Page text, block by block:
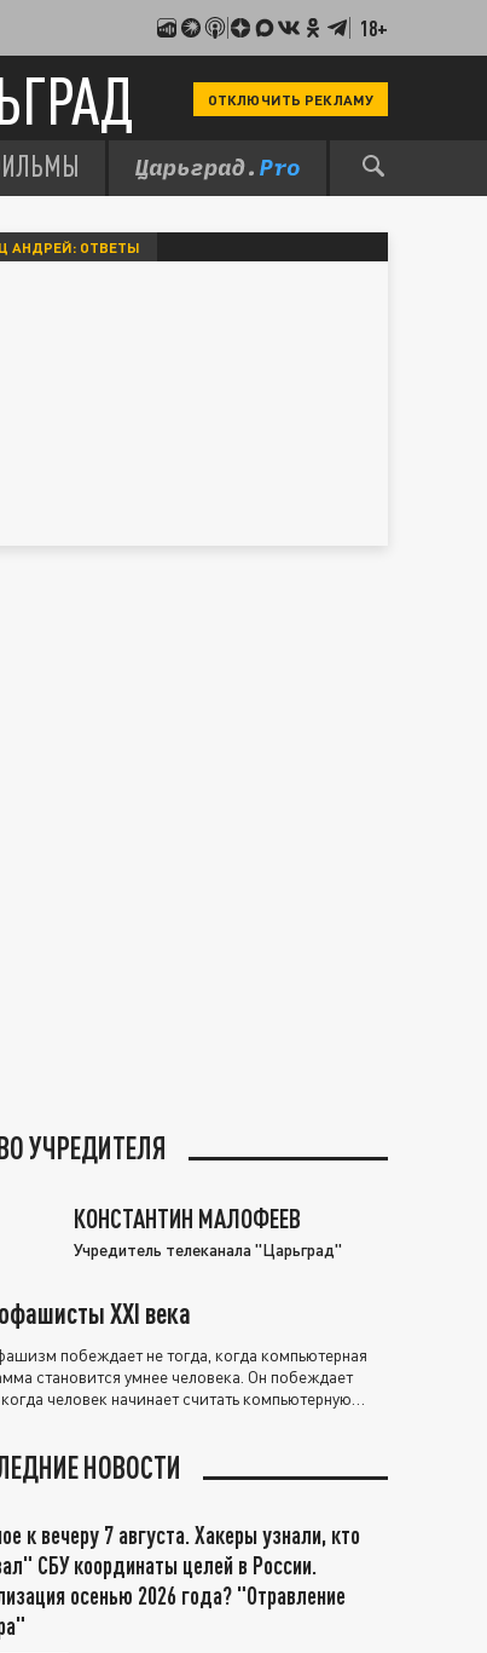
18+
ОТКЛЮЧИТЬ РЕКЛАМУ
АНДРЕЙ: ОТВЕТЫ
УЧРЕДИТЕЛЯ
КОНСТАНТИН МАЛОФЕЕВ
Учредитель телеканала "Царьград"
XXI века
побеждает не тогда, когда компьютерная
становится умнее человека. Он побеждает
человек начинает считать компьютерную
НОВОСТИ
к вечеру 7 августа. Хакеры узнали, кто
СБУ координаты целей в России.
осенью 2026 года? "Отравление